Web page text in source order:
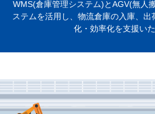
WMS(倉庫管理システム)とAGV(無人
ステムを活用し、 物流倉庫の入庫、出
化・効率化を支援いた